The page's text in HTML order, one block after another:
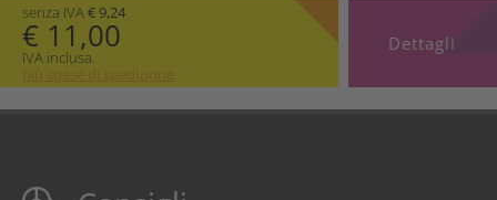
senza IVA€ 9,24
€ 11,00
IVA inclusa.
più spese di spedizione
Dettagli